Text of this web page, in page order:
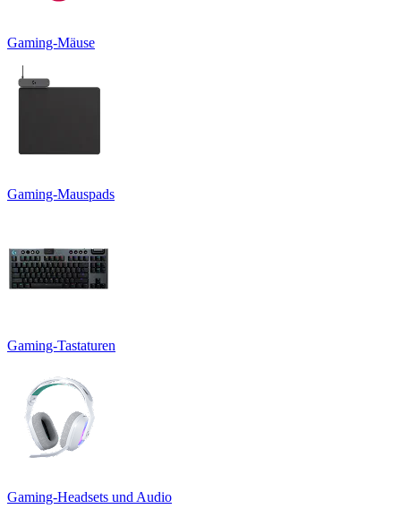
Gaming-Mäuse
Gaming-Mauspads
Gaming-Tastaturen
Gaming-Headsets und Audio